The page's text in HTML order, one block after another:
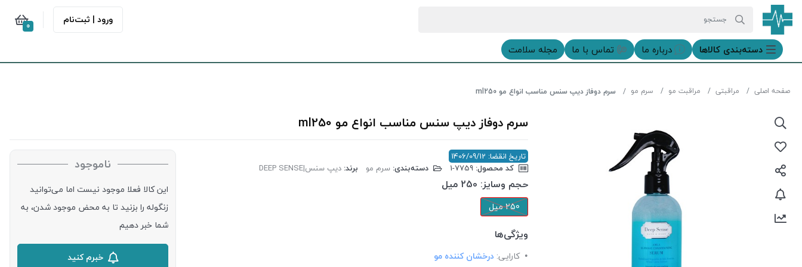
ورود | ثبت‌نام 0
دسته‌بندی‌ کالاها درباره ما تماس با ما مجله سلامت
صفحه اصلی مراقبتی مراقبت مو سرم مو سرم دوفاز دیپ سنس مناسب انواع مو ml250
سرم دوفاز دیپ سنس مناسب انواع مو ml250
تاریخ انقضا: 1406/09/12
کد محصول:
دسته‌بندی: سرم مو برند: دیپ سنس|DEEP SENSE
حجم وسایز: 250 میل
250 میل
ویژگی‌ها
کارایی: درخشان کننده مو
ناموجود
این کالا فعلا موجود نیست اما می‌توانید
زنگوله را بزنید تا به محض موجود شدن، به
شما خبر دهیم
خبرم کنید